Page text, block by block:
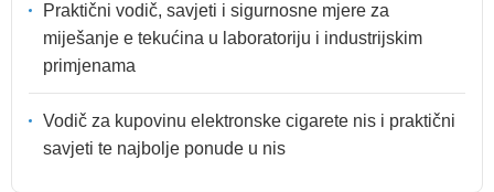
Praktični vodič, savjeti i sigurnosne mjere za
miješanje e tekućina u laboratoriju i industrijskim
primjenama
Vodič za kupovinu elektronske cigarete nis i praktični
savjeti te najbolje ponude u nis